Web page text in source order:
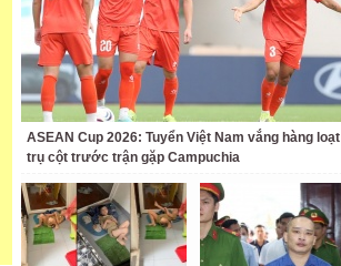
ASEAN Cup 2026: Tuyển Việt Nam vắng hàng loạt
trụ cột trước trận gặp Campuchia